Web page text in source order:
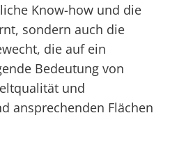
Know-how und die
sondern auch die
die auf ein
Bedeutung von
und
ansprechenden Flächen